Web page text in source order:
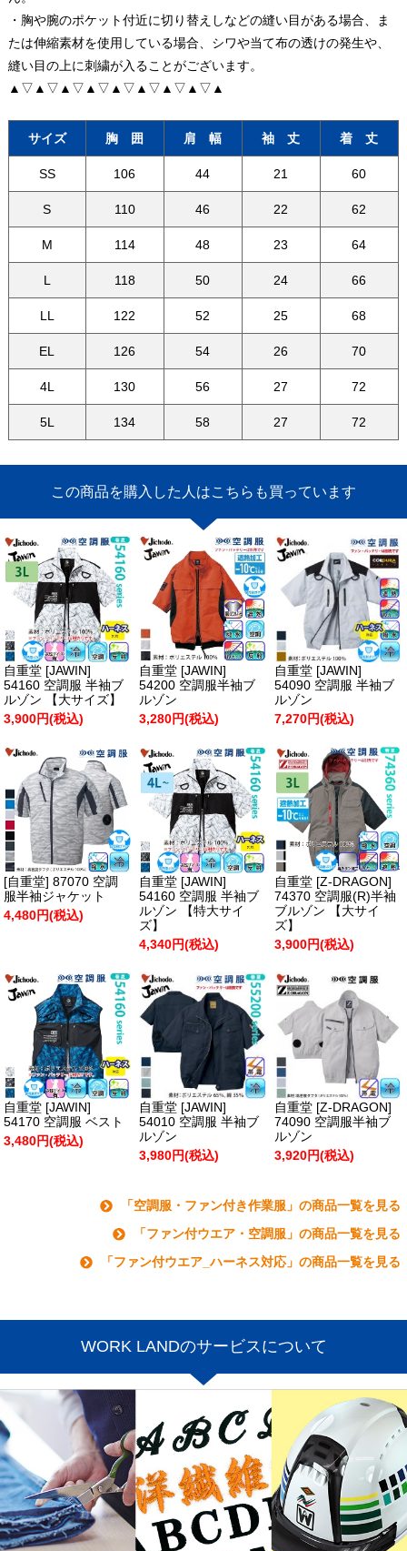
・胸や腕のポケット付近に切り替えしなどの縫い目がある場合、ま
たは伸縮素材を使用している場合、シワや当て布の透けの発生や、
縫い目の上に刺繍が入ることがございます。
▲▽▲▽▲▽▲▽▲▽▲▽▲▽▲▽▲
サイズ 胸 囲 肩 幅 袖 丈 着 丈
SS 106 44 21 60
S 110 46 22 62
M 114 48 23 64
L 118 50 24 66
LL 122 52 25 68
EL 126 54 26 70
4L 130 56 27 72
5L 134 58 27 72
この商品を購入した人はこちらも買っています
自重堂 [JAWIN]
54160 空調服 半袖ブ
ルゾン 【大サイズ】
3,900円(税込)
自重堂 [JAWIN]
54200 空調服半袖ブ
ルゾン
3,280円(税込)
自重堂 [JAWIN]
54090 空調服 半袖ブ
ルゾン
7,270円(税込)
[自重堂] 87070 空調
服半袖ジャケット
4,480円(税込)
自重堂 [JAWIN]
54160 空調服 半袖ブ
ルゾン 【特大サイ
ズ】
4,340円(税込)
自重堂 [Z-DRAGON]
74370 空調服(R)半袖
ブルゾン 【大サイ
ズ】
3,900円(税込)
自重堂 [JAWIN]
54170 空調服 ベスト
3,480円(税込)
自重堂 [JAWIN]
54010 空調服 半袖ブ
ルゾン
3,980円(税込)
自重堂 [Z-DRAGON]
74090 空調服半袖ブ
ルゾン
3,920円(税込)
「空調服・ファン付き作業服」の商品一覧を見る
「ファン付ウエア・空調服」の商品一覧を見る
「ファン付ウエア_ハーネス対応」の商品一覧を見る
WORK LANDのサービスについて